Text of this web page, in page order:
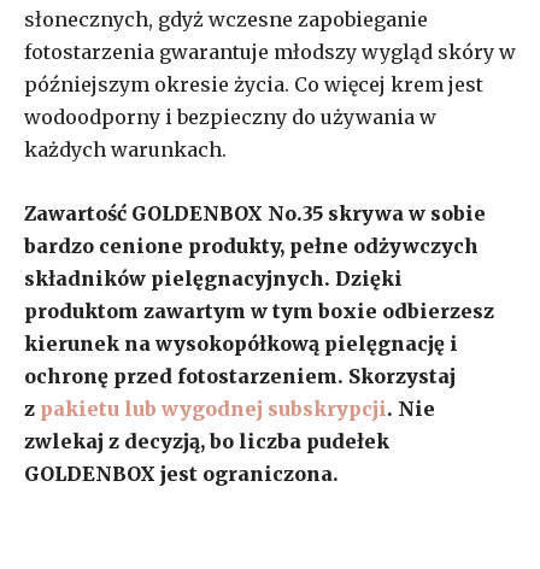
słonecznych, gdyż wczesne zapobieganie
fotostarzenia gwarantuje młodszy wygląd skóry w
późniejszym okresie życia. Co więcej krem jest
wodoodporny i bezpieczny do używania w
każdych warunkach.
Zawartość GOLDENBOX No.35 skrywa w sobie
bardzo cenione produkty, pełne odżywczych
składników pielęgnacyjnych. Dzięki
produktom zawartym w tym boxie odbierzesz
kierunek na wysokopółkową pielęgnację i
ochronę przed fotostarzeniem. Skorzystaj
z pakietu lub wygodnej subskrypcji. Nie
zwlekaj z decyzją, bo liczba pudełek
GOLDENBOX jest ograniczona.